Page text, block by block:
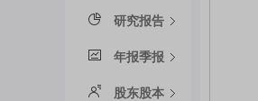
研究报告
年报季报
股东股本